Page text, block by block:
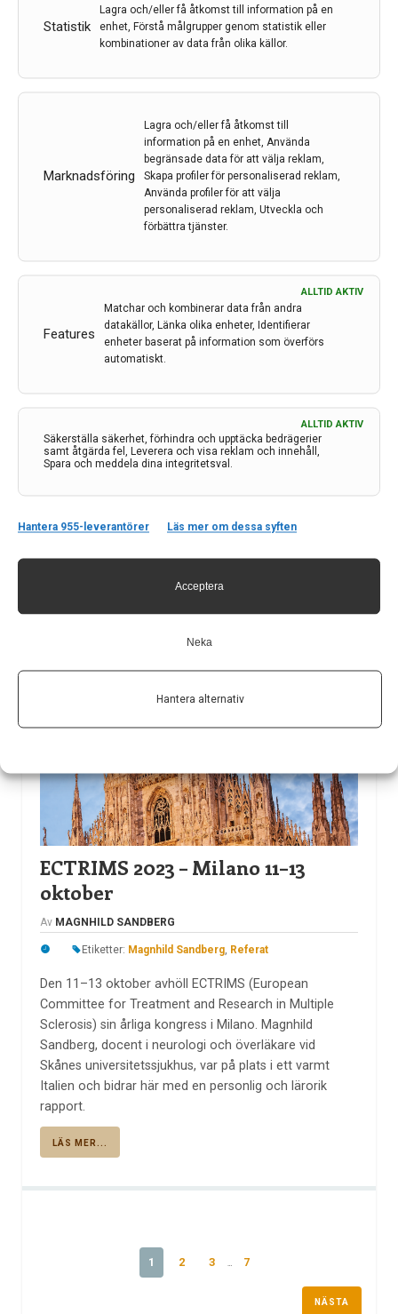
Statistik
Lagra och/eller få åtkomst till information på en
enhet, Förstå målgrupper genom statistik eller
kombinationer av data från olika källor.
Marknadsföring
Lagra och/eller få åtkomst till
information på en enhet, Använda
begränsade data för att välja reklam,
Skapa profiler för personaliserad reklam,
Använda profiler för att välja
personaliserad reklam, Utveckla och
förbättra tjänster.
Features
ALLTID AKTIV
Matchar och kombinerar data från andra
datakällor, Länka olika enheter, Identifierar
enheter baserat på information som överförs
automatiskt.
Säkerställa säkerhet, förhindra och upptäcka bedrägerier
samt åtgärda fel, Leverera och visa reklam och innehåll,
Spara och meddela dina integritetsval.
ALLTID AKTIV
Hantera 955-leverantörer Läs mer om dessa syften
Acceptera
Neka
Hantera alternativ
Movement Disorders MDS
postpandemikongress på plats, men också interaktivt,
denna gång i Köpenhamn och Bella Center, centralt
belägen för alla skandinaver. På plats var Örjan Skogar,
som här bidrar med en kondenserad sammanfattning.
disease and Atypical
Parkinsonism: Knowing the
Köpenhamn arrangerades ett efterföljande möte i
Lund. Här bidrar Johan Lökk, professor och överläkare
Karolinska Institutet/Karolinska Universitetssjukhuset,
ECTRIMS 2023 – Milano 11–13
oktober
Av MAGNHILD SANDBERG
Etiketter: Magnhild Sandberg, Referat
Den 11–13 oktober avhöll ECTRIMS (European
Committee for Treatment and Research in Multiple
Sclerosis) sin årliga kongress i Milano. Magnhild
Sandberg, docent i neurologi och överläkare vid
Skånes universitetssjukhus, var på plats i ett varmt
Italien och bidrar här med en personlig och lärorik
rapport.
LÄS MER...
1 2 3 … 7
NÄSTA